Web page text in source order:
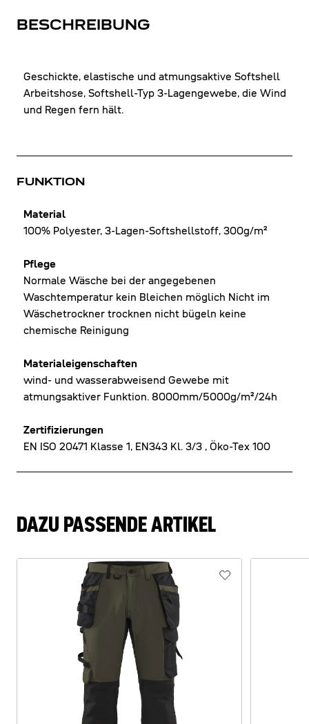
BESCHREIBUNG
Geschickte, elastische und atmungsaktive Softshell
Arbeitshose, Softshell-Typ 3-Lagengewebe, die Wind
und Regen fern hält.
FUNKTION
Material
100% Polyester, 3-Lagen-Softshellstoff, 300g/m²
Pflege
Normale Wäsche bei der angegebenen
Waschtemperatur kein Bleichen möglich Nicht im
Wäschetrockner trocknen nicht bügeln keine
chemische Reinigung
Materialeigenschaften
wind- und wasserabweisend Gewebe mit
atmungsaktiver Funktion. 8000mm/5000g/m²/24h
Zertifizierungen
EN ISO 20471 Klasse 1, EN343 Kl. 3/3 , Öko-Tex 100
DAZU PASSENDE ARTIKEL